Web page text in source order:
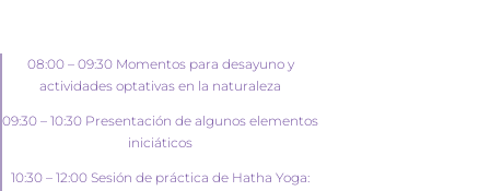
08:00 – 09:30 Momentos para desayuno y
actividades optativas en la naturaleza
09:30 – 10:30 Presentación de algunos elementos
iniciáticos
10:30 – 12:00 Sesión de práctica de Hatha Yoga: